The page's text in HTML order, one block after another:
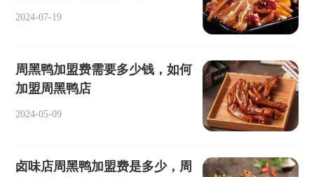
2024-07-19
周黑鸭加盟费需要多少钱，如何
加盟周黑鸭店
2024-05-09
卤味店周黑鸭加盟费是多少，周